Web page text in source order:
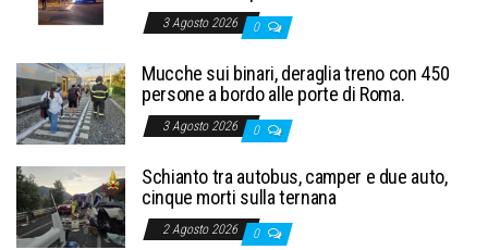
3 Agosto 2026 0
Mucche sui binari, deraglia treno con 450
persone a bordo alle porte di Roma.
3 Agosto 2026 0
Schianto tra autobus, camper e due auto,
cinque morti sulla ternana
2 Agosto 2026 0